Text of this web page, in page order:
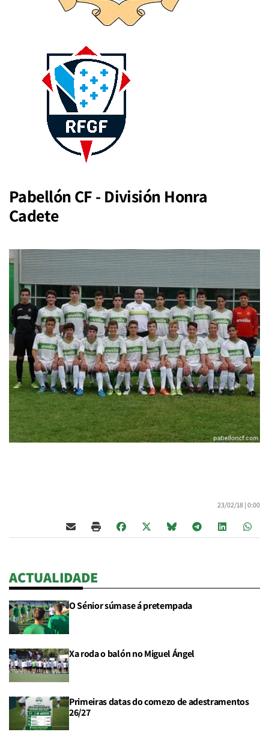
Pabellón CF - División Honra
Cadete
23/02/18 | 0:00
ACTUALIDADE
O Sénior súmase á pretempada
Xa roda o balón no Miguel Ángel
Primeiras datas do comezo de adestramentos
26/27